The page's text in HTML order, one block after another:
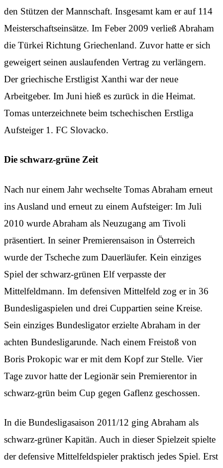
den Stützen der Mannschaft. Insgesamt kam er auf 114
Meisterschaftseinsätze. Im Feber 2009 verließ Abraham
die Türkei Richtung Griechenland. Zuvor hatte er sich
geweigert seinen auslaufenden Vertrag zu verlängern.
Der griechische Erstligist Xanthi war der neue
Arbeitgeber. Im Juni hieß es zurück in die Heimat.
Tomas unterzeichnete beim tschechischen Erstliga
Aufsteiger 1. FC Slovacko.
Die schwarz-grüne Zeit
Nach nur einem Jahr wechselte Tomas Abraham erneut
ins Ausland und erneut zu einem Aufsteiger: Im Juli
2010 wurde Abraham als Neuzugang am Tivoli
präsentiert. In seiner Premierensaison in Österreich
wurde der Tscheche zum Dauerläufer. Kein einziges
Spiel der schwarz-grünen Elf verpasste der
Mittelfeldmann. Im defensiven Mittelfeld zog er in 36
Bundesligaspielen und drei Cuppartien seine Kreise.
Sein einziges Bundesligator erzielte Abraham in der
achten Bundesligarunde. Nach einem Freistoß von
Boris Prokopic war er mit dem Kopf zur Stelle. Vier
Tage zuvor hatte der Legionär sein Premierentor in
schwarz-grün beim Cup gegen Gaflenz geschossen.
In die Bundesligasaison 2011/12 ging Abraham als
schwarz-grüner Kapitän. Auch in dieser Spielzeit spielte
der defensive Mittelfeldspieler praktisch jedes Spiel. Erst